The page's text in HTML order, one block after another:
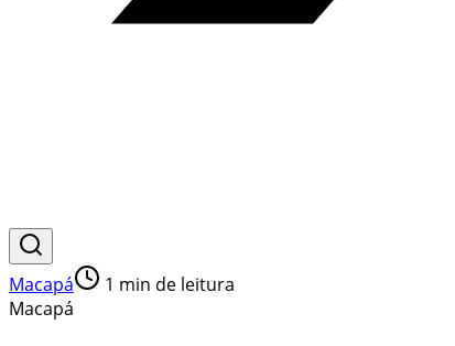
Macapá 1 min de leitura
Macapá